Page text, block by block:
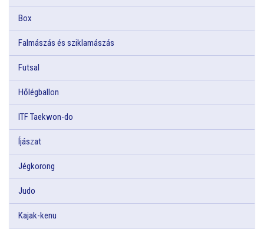
Box
Falmászás és sziklamászás
Futsal
Hőlégballon
ITF Taekwon-do
Íjászat
Jégkorong
Judo
Kajak-kenu